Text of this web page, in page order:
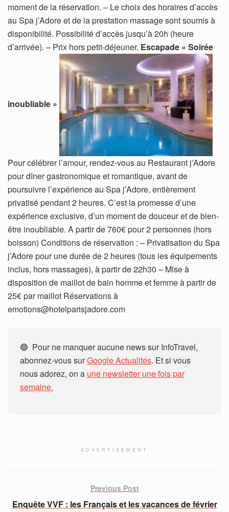
moment de la réservation. – Le choix des horaires d’accès
au Spa j’Adore et de la prestation massage sont soumis à
disponibilité. Possibilité d’accès jusqu’à 20h (heure
d’arrivée). – Prix hors petit-déjeuner. Escapade « Soirée
inoubliable »
Pour célébrer l’amour, rendez-vous au Restaurant j’Adore
pour dîner gastronomique et romantique, avant de
poursuivre l’expérience au Spa j’Adore, entièrement
privatisé pendant 2 heures. C’est la promesse d’une
expérience exclusive, d’un moment de douceur et de bien-
être inoubliable. A partir de 760€ pour 2 personnes (hors
boisson) Conditions de réservation : – Privatisation du Spa
j’Adore pour une durée de 2 heures (tous les équipements
inclus, hors massages), à partir de 22h30 – Mise à
disposition de maillot de bain homme et femme à partir de
25€ par maillot Réservations à
emotions@hotelparisjadore.com
🔵 Pour ne manquer aucune news sur InfoTravel,
abonnez-vous surGoogle Actualités. Et si vous
nous adorez, on a une newsletter une fois par
semaine.
ADVERTISEMENT
Previous Post
Enquête VVF : les Français et les vacances de février